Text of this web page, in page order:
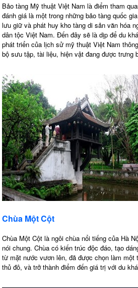
Bảo tàng Mỹ thuật Việt Nam là điểm tham
đánh giá là một trong những bảo tàng quốc
lưu giữ và phát huy kho tàng di sản văn hóa
dân tộc Việt Nam. Đến đây sẽ là dịp để du
phát triển của lịch sử mỹ thuật Việt Nam
bộ sưu tập, tài liệu, hiện vật đang được trưng
Chùa Một Cột
Chùa Một Cột là ngôi chùa nổi tiếng của Hà
nói chung. Chùa có kiến trúc độc đáo, tạo
từ mặt nước vươn lên, đã được chọn làm một
thủ đô, và trở thành điểm đến giá trị với du